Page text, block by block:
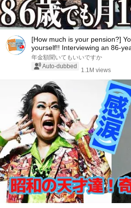
[How much is your pension?]
yourself!! Interviewing an 86-
年金額聞いてもいいですか
Auto-dubbed
1.1M views